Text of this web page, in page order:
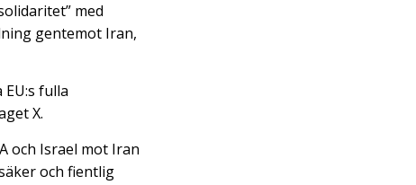
med
gentemot Iran,
fulla
X.
och Israel mot Iran
och fientlig